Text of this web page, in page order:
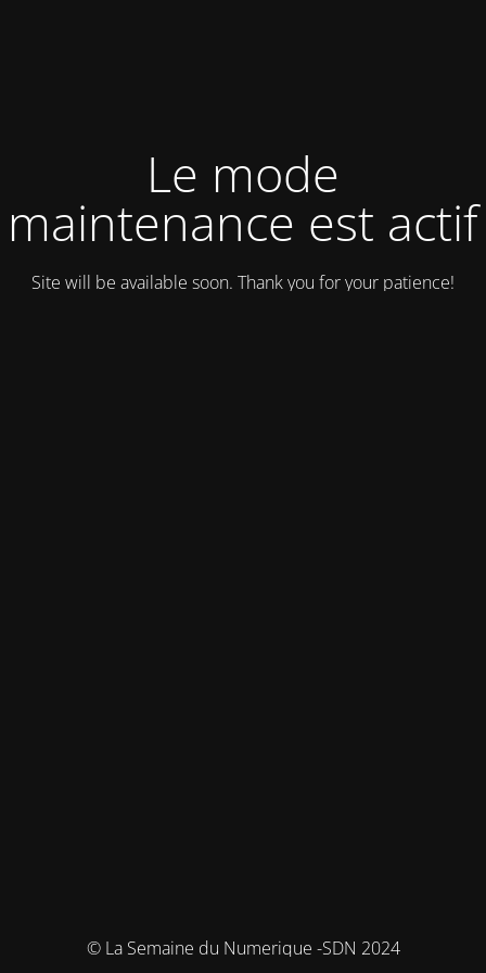
Le mode
maintenance est actif
Site will be available soon. Thank you for your patience!
© La Semaine du Numerique -SDN 2024